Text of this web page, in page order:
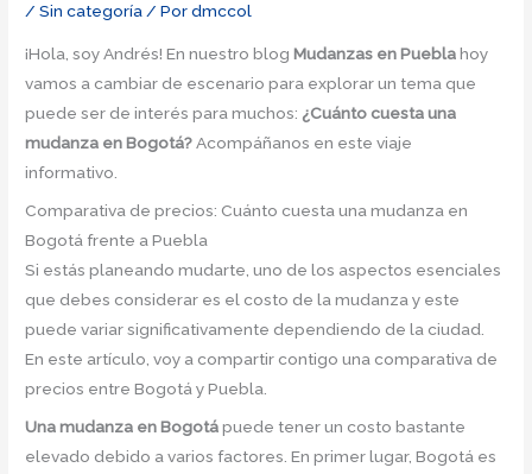
/Sin categoría/ Pordmccol
¡Hola, soy Andrés! En nuestro blogMudanzas en Pueblahoy
vamos a cambiar de escenario para explorar un tema que
puede ser de interés para muchos: ¿Cuánto cuesta una
mudanza en Bogotá?Acompáñanos en este viaje
informativo.
Comparativa de precios: Cuánto cuesta una mudanza en
Bogotá frente a Puebla
Si estás planeando mudarte, uno de los aspectos esenciales
que debes considerar es el costo de la mudanza y este
puede variar significativamente dependiendo de la ciudad.
En este artículo, voy a compartir contigo una comparativa de
precios entre Bogotá y Puebla.
Una mudanza en Bogotápuede tener un costo bastante
elevado debido a varios factores. En primer lugar, Bogotá es